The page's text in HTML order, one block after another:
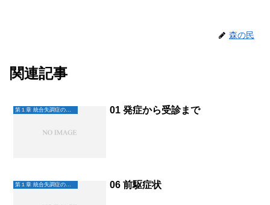
森の民
関連記事
第１章 統合失調症の始まり 01 発症から受診まで
06 前駆症状